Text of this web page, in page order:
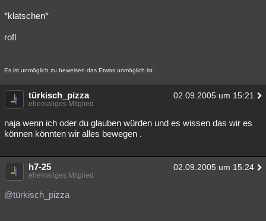
*klatschen*
rofl
Es ist unmöglich zu beweisen das Etwas unmöglich ist.
türkisch_pizza 02.09.2005 um 15:21
ehemaliges Mitglied
naja wenn ich oder du glauben würden und es wissen das wir es
können könnten wir alles bewegen .
h7-25 02.09.2005 um 15:24
ehemaliges Mitglied
@türkisch_pizza